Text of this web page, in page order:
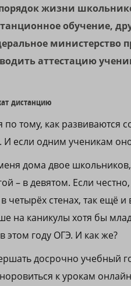
жизни
обучение,
министерство
аттестацию
дистанцию
по тому, как развиваются
И если одним ученикам
дома двое школьников,
– в девятом. Если
четырёх стенах, так ещё
на каникулы хотя бы
этом году ОГЭ. И как же?
досрочно учебный
к урокам